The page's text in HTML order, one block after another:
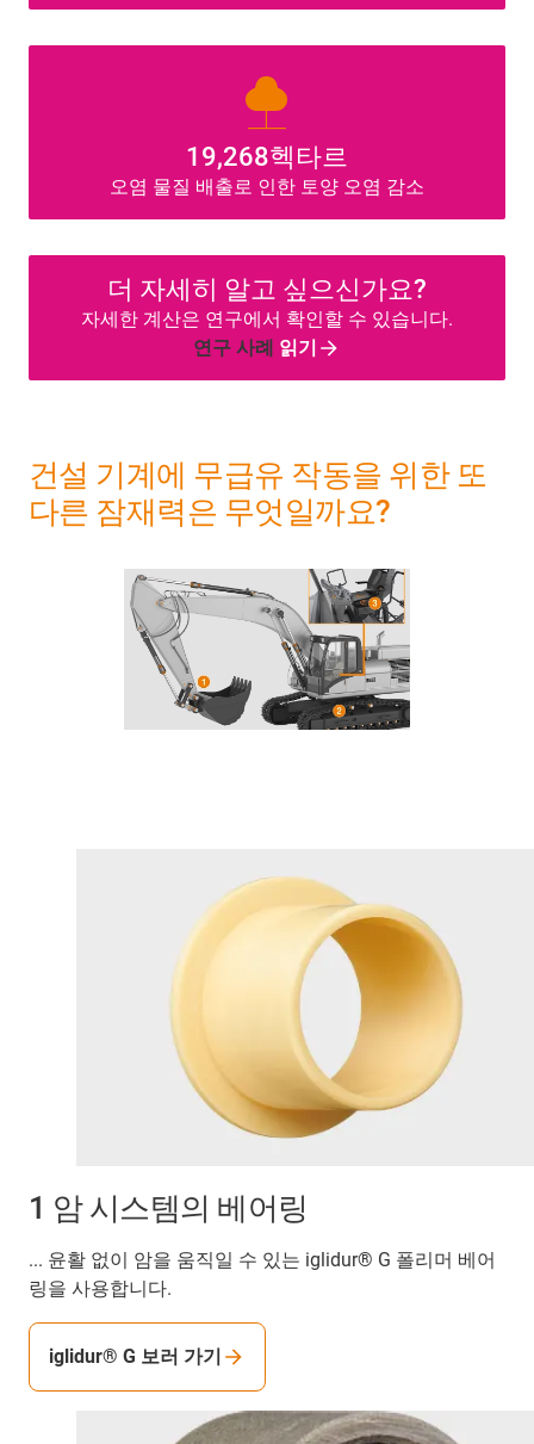
nature
19,268헥타르
오염 물질 배출로 인한 토양 오염 감소
더 자세히 알고 싶으신가요?
자세한 계산은 연구에서 확인할 수 있습니다.
연구 사례 읽기
건설 기계에 무급유 작동을 위한 또
다른 잠재력은 무엇일까요?
1 암 시스템의 베어링
... 윤활 없이 암을 움직일 수 있는 iglidur® G 폴리머 베어
링을 사용합니다.
iglidur® G 보러 가기